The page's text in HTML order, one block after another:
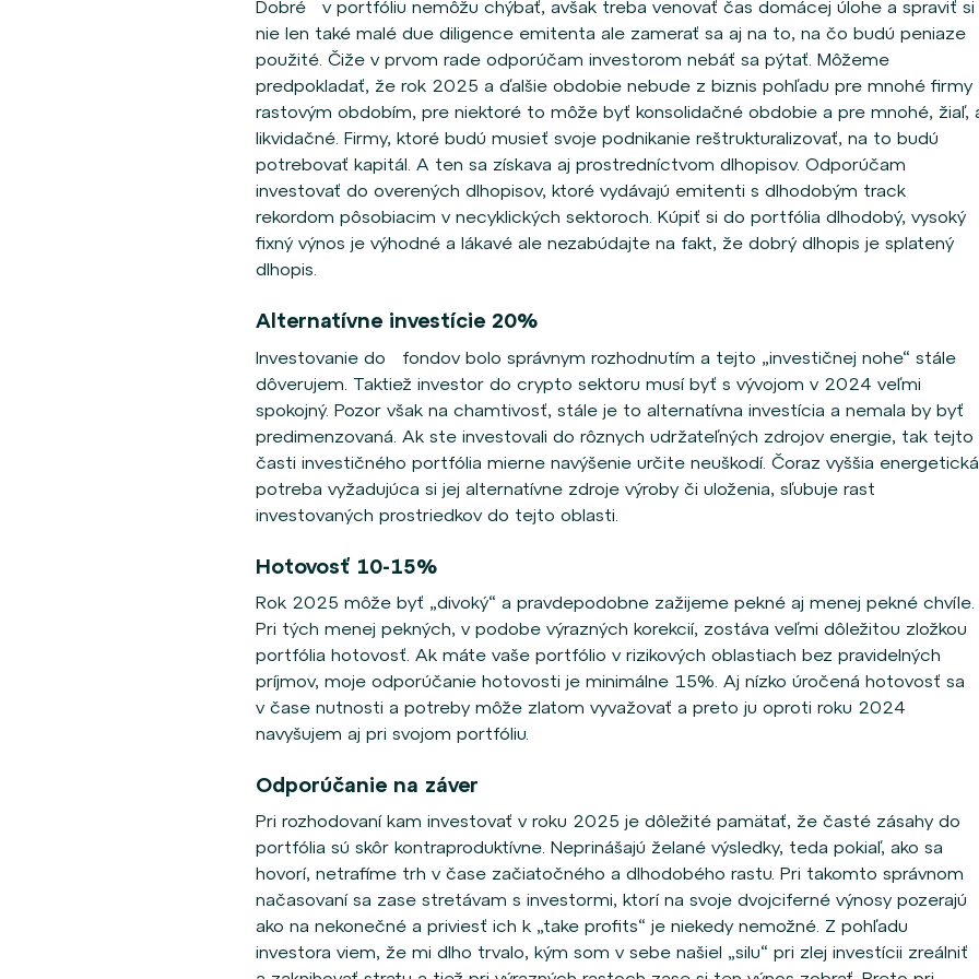
Dobré v portfóliu nemôžu chýbať, avšak treba venovať čas domácej úlohe a spraviť si
nie len také malé due diligence emitenta ale zamerať sa aj na to, na čo budú peniaze
použité. Čiže v prvom rade odporúčam investorom nebáť sa pýtať. Môžeme
predpokladať, že rok 2025 a ďalšie obdobie nebude z biznis pohľadu pre mnohé firmy
rastovým obdobím, pre niektoré to môže byť konsolidačné obdobie a pre mnohé, žiaľ,
likvidačné. Firmy, ktoré budú musieť svoje podnikanie reštrukturalizovať, na to budú
potrebovať kapitál. A ten sa získava aj prostredníctvom dlhopisov. Odporúčam
investovať do overených dlhopisov, ktoré vydávajú emitenti s dlhodobým track
rekordom pôsobiacim v necyklických sektoroch. Kúpiť si do portfólia dlhodobý, vysoký
fixný výnos je výhodné a lákavé ale nezabúdajte na fakt, že dobrý dlhopis je splatený
dlhopis.
Alternatívne investície 20%
Investovanie do fondov bolo správnym rozhodnutím a tejto „investičnej nohe“ stále
dôverujem. Taktiež investor do crypto sektoru musí byť s vývojom v 2024 veľmi
spokojný. Pozor však na chamtivosť, stále je to alternatívna investícia a nemala by byť
predimenzovaná. Ak ste investovali do rôznych udržateľných zdrojov energie, tak tejto
časti investičného portfólia mierne navýšenie určite neuškodí. Čoraz vyššia energetická
potreba vyžadujúca si jej alternatívne zdroje výroby či uloženia, sľubuje rast
investovaných prostriedkov do tejto oblasti.
Hotovosť 10-15%
Rok 2025 môže byť „divoký“ a pravdepodobne zažijeme pekné aj menej pekné chvíle.
Pri tých menej pekných, v podobe výrazných korekcií, zostáva veľmi dôležitou zložkou
portfólia hotovosť. Ak máte vaše portfólio v rizikových oblastiach bez pravidelných
príjmov, moje odporúčanie hotovosti je minimálne 15%. Aj nízko úročená hotovosť sa
v čase nutnosti a potreby môže zlatom vyvažovať a preto ju oproti roku 2024
navyšujem aj pri svojom portfóliu.
Odporúčanie na záver
Pri rozhodovaní kam investovať v roku 2025 je dôležité pamätať, že časté zásahy do
portfólia sú skôr kontraproduktívne. Neprinášajú želané výsledky, teda pokiaľ, ako sa
hovorí, netrafíme trh v čase začiatočného a dlhodobého rastu. Pri takomto správnom
načasovaní sa zase stretávam s investormi, ktorí na svoje dvojciferné výnosy pozerajú
ako na nekonečné a priviesť ich k „take profits“ je niekedy nemožné. Z pohľadu
investora viem, že mi dlho trvalo, kým som v sebe našiel „silu“ pri zlej investícii zreálniť